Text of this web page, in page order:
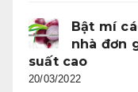
Bật mí
nhà đơn
suất cao
20/03/2022